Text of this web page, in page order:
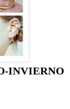
INVIERNO